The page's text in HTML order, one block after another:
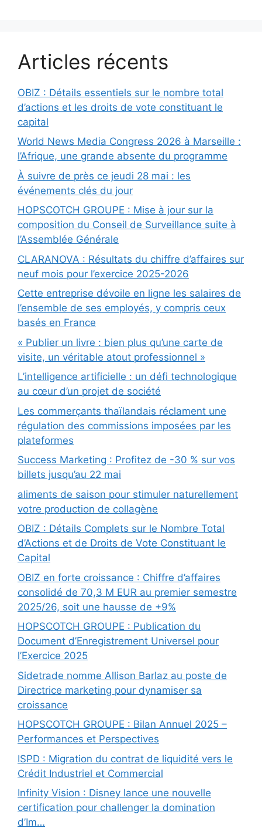
Articles récents
OBIZ : Détails essentiels sur le nombre total
d’actions et les droits de vote constituant le
capital
World News Media Congress 2026 à Marseille :
l’Afrique, une grande absente du programme
À suivre de près ce jeudi 28 mai : les
événements clés du jour
HOPSCOTCH GROUPE : Mise à jour sur la
composition du Conseil de Surveillance suite à
l’Assemblée Générale
CLARANOVA : Résultats du chiffre d’affaires sur
neuf mois pour l’exercice 2025-2026
Cette entreprise dévoile en ligne les salaires de
l’ensemble de ses employés, y compris ceux
basés en France
« Publier un livre : bien plus qu’une carte de
visite, un véritable atout professionnel »
L’intelligence artificielle : un défi technologique
au cœur d’un projet de société
Les commerçants thaïlandais réclament une
régulation des commissions imposées par les
plateformes
Success Marketing : Profitez de -30 % sur vos
billets jusqu’au 22 mai
aliments de saison pour stimuler naturellement
votre production de collagène
OBIZ : Détails Complets sur le Nombre Total
d’Actions et de Droits de Vote Constituant le
Capital
OBIZ en forte croissance : Chiffre d’affaires
consolidé de 70,3 M EUR au premier semestre
2025/26, soit une hausse de +9%
HOPSCOTCH GROUPE : Publication du
Document d’Enregistrement Universel pour
l’Exercice 2025
Sidetrade nomme Allison Barlaz au poste de
Directrice marketing pour dynamiser sa
croissance
HOPSCOTCH GROUPE : Bilan Annuel 2025 –
Performances et Perspectives
ISPD : Migration du contrat de liquidité vers le
Crédit Industriel et Commercial
Infinity Vision : Disney lance une nouvelle
certification pour challenger la domination
d’Im…